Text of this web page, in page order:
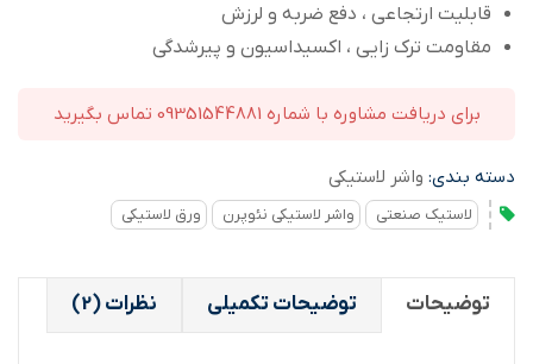
قابلیت ارتجاعی ، دفع ضربه و لرزش
مقاومت ترک زایی ، اکسیداسیون و پیرشدگی
برای دریافت مشاوره با شماره 09351544881 تماس بگیرید
دسته بندی: واشر لاستیکی
لاستیک صنعتی واشر لاستیکی نئوپرن ورق لاستیکی
توضیحات توضیحات تکمیلی نظرات (2)